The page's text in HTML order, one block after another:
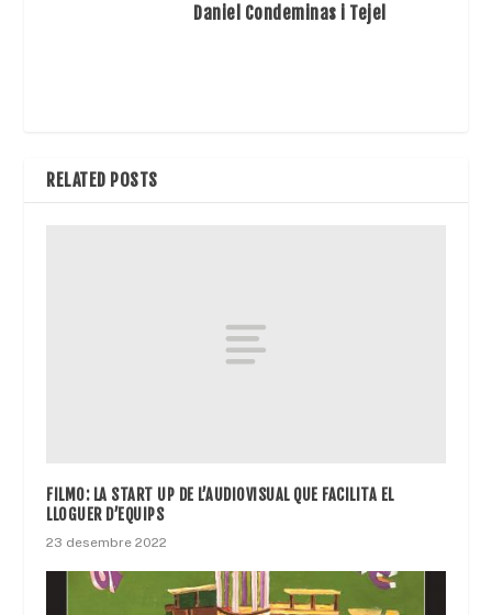
Daniel Condeminas i Tejel
RELATED POSTS
FILMO: LA START UP DE L’AUDIOVISUAL QUE FACILITA EL
LLOGUER D’EQUIPS
23 desembre 2022